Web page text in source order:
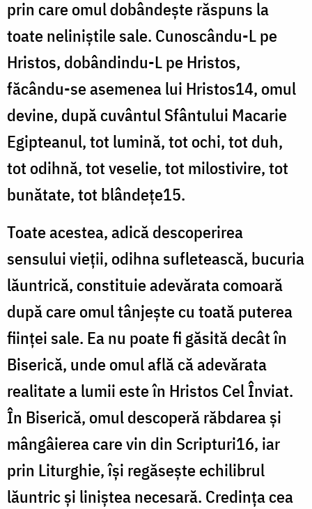
prin care omul dobândește răspuns la
toate neliniștile sale. Cunoscându-L pe
Hristos, dobândindu-L pe Hristos,
făcându-se asemenea lui Hristos14, omul
devine, după cuvântul Sfântului Macarie
Egipteanul, tot lumină, tot ochi, tot duh,
tot odihnă, tot veselie, tot milostivire, tot
bunătate, tot blândețe15.
Toate acestea, adică descoperirea
sensului vieții, odihna sufletească, bucuria
lăuntrică, constituie adevărata comoară
după care omul tânjește cu toată puterea
ființei sale. Ea nu poate fi găsită decât în
Biserică, unde omul află că adevărata
realitate a lumii este în Hristos Cel Înviat.
În Biserică, omul descoperă răbdarea și
mângâierea care vin din Scripturi16, iar
prin Liturghie, își regăsește echilibrul
lăuntric și liniștea necesară. Credința cea